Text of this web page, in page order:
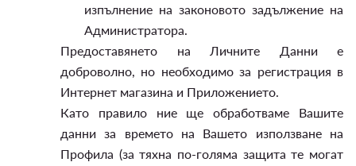
изпълнение на законовото задължение на
Администратора.
Предоставянето на Личните Данни е
доброволно, но необходимо за регистрация в
Интернет магазина и Приложението.
Като правило ние ще обработваме Вашите
данни за времето на Вашето използване на
Профила (за тяхна по-голяма защита те могат